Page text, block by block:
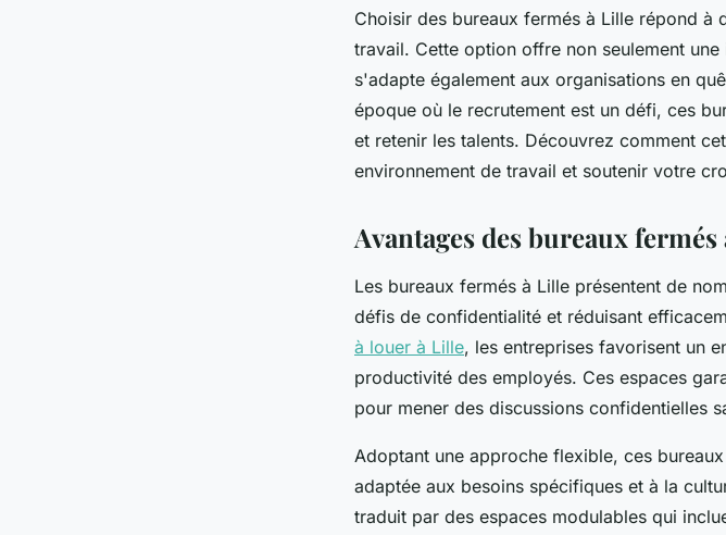
Opter pour des bureaux
un choix judicieux
Choisir des bureaux fermés à Lille répond à
travail. Cette option offre non seulement
s'adapte également aux organisations en
époque où le recrutement est un défi, ces
et retenir les talents. Découvrez comment
environnement de travail et soutenir votre
Avantages des bureaux
Les bureaux fermés à Lille présentent de
défis de confidentialité et réduisant
à louer à Lille, les entreprises favorisent un
productivité des employés. Ces espaces
pour mener des discussions confidentielles
Adoptant une approche flexible, ces
adaptée aux besoins spécifiques et à la
traduit par des espaces modulables qui